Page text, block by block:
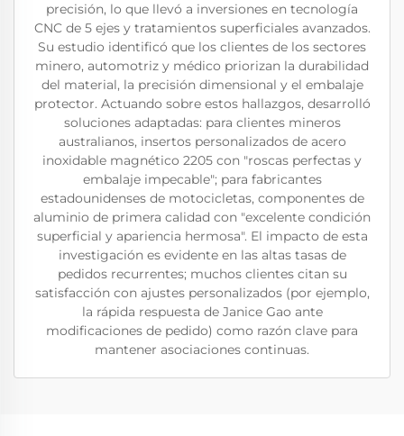
precisión, lo que llevó a inversiones en tecnología
CNC de 5 ejes y tratamientos superficiales avanzados.
Su estudio identificó que los clientes de los sectores
minero, automotriz y médico priorizan la durabilidad
del material, la precisión dimensional y el embalaje
protector. Actuando sobre estos hallazgos, desarrolló
soluciones adaptadas: para clientes mineros
australianos, insertos personalizados de acero
inoxidable magnético 2205 con "roscas perfectas y
embalaje impecable"; para fabricantes
estadounidenses de motocicletas, componentes de
aluminio de primera calidad con "excelente condición
superficial y apariencia hermosa". El impacto de esta
investigación es evidente en las altas tasas de
pedidos recurrentes; muchos clientes citan su
satisfacción con ajustes personalizados (por ejemplo,
la rápida respuesta de Janice Gao ante
modificaciones de pedido) como razón clave para
mantener asociaciones continuas.